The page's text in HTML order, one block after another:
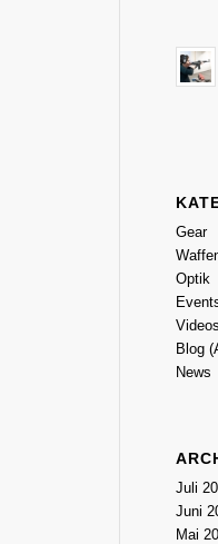
Gear
Optik
Videos
Blog
News
Juli
Juni
Mai